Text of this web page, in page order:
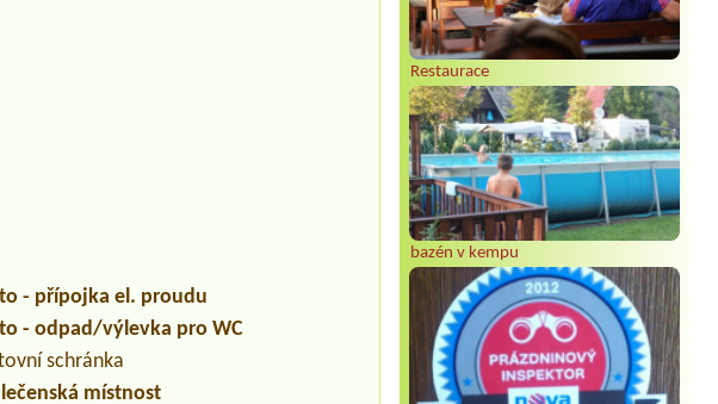
Restaurace
bazén v kempu
- přípojka el. proudu
- odpad/výlevka pro WC
schránka
místnost